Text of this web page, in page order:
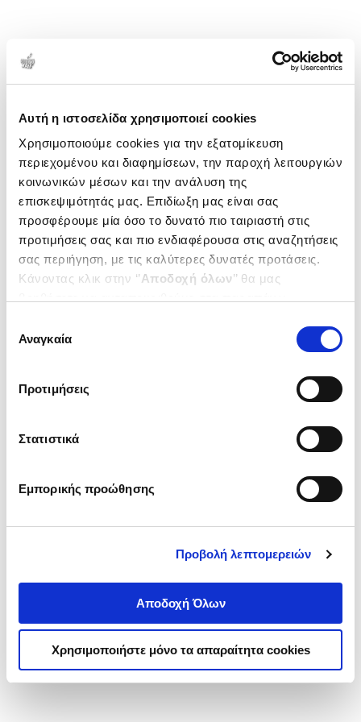
Αυτή η ιστοσελίδα χρησιμοποιεί cookies
Χρησιμοποιούμε cookies για την εξατομίκευση
περιεχομένου και διαφημίσεων, την παροχή λειτουργιών
κοινωνικών μέσων και την ανάλυση της
επισκεψιμότητάς μας. Επιδίωξη μας είναι σας
προσφέρουμε μία όσο το δυνατό πιο ταιριαστή στις
προτιμήσεις σας και πιο ενδιαφέρουσα στις αναζητήσεις
σας περιήγηση, με τις καλύτερες δυνατές προτάσεις.
Κάνοντας κλικ στην ‘’Αποδοχή όλων’’ θα μας
ενδιαφέρουν και να επιλέξετε από τα παρακάτω με την
΄΄και να ενημερωθείτε σχετικά με
συγκατάθεσης
Αναγκαία
Προτιμήσεις
Στατιστικά
Εμπορικής προώθησης
Προβολή λεπτομερειών
Αποδοχή Όλων
Χρησιμοποιήστε μόνο τα απαραίτητα cookies